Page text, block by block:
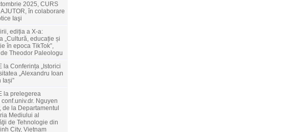
2025, CURS
AJUTOR, în colaborare
Iaşi
ediția a X-a:
„Cultură, educație și
în epoca TikTok”,
Theodor Paleologu
la Conferința „Istorici
„Alexandru Ioan
Iași”
la prelegerea
Nguyen
de la Departamentul
Mediului al
de Tehnologie din
City, Vietnam